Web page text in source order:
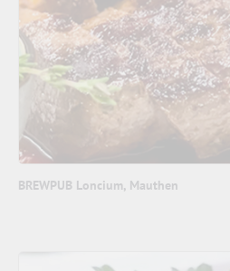
BREWPUB Loncium, Mauthen